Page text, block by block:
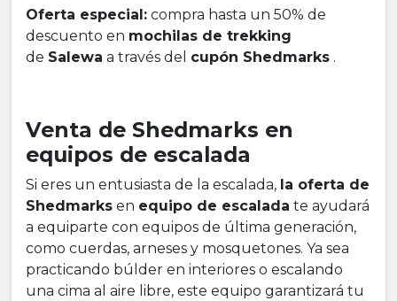
Oferta especial: compra hasta un 50% de
descuento en mochilas de trekking
de Salewa a través del cupón Shedmarks .
Venta de Shedmarks en
equipos de escalada
Si eres un entusiasta de la escalada, la oferta de
Shedmarks en equipo de escalada te ayudará
a equiparte con equipos de última generación,
como cuerdas, arneses y mosquetones. Ya sea
practicando búlder en interiores o escalando
una cima al aire libre, este equipo garantizará tu